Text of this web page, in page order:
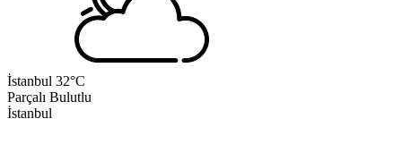
İstanbul 32°C
Parçalı Bulutlu
İstanbul